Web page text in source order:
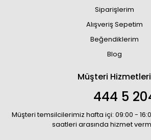
Siparişlerim
Alışveriş Sepetim
Beğendiklerim
Blog
Müşteri Hizmetleri
444 5
Müşteri temsilcilerimiz hafta içi: 09:00 -
saatleri arasında hizmet